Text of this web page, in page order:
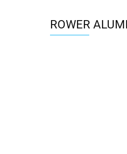
ROWER